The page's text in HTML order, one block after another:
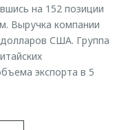
на 152 позиции
Выручка компании
США. Группа
экспорта в 5